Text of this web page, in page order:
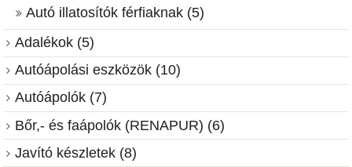
Autó illatosítók férfiaknak (5)
Adalékok (5)
Autóápolási eszközök (10)
Autóápolók (7)
Bőr,- és faápolók (RENAPUR) (6)
Javító készletek (8)